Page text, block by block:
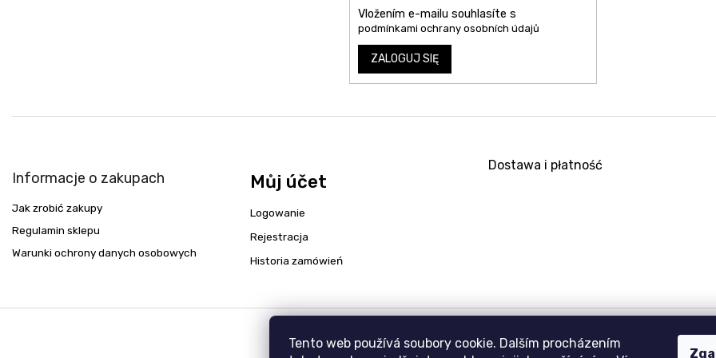
Tento web používá soubory cookie. Dalším procházením
Vložením e-mailu souhlasíte s
podmínkami ochrany osobních údajů
ZALOGUJ SIĘ
Informacje o zakupach
Jak zrobić zakupy
Regulamin sklepu
Warunki ochrony danych osobowych
Můj účet
Logowanie
Rejestracja
Historia zamówień
Dostawa i płatność